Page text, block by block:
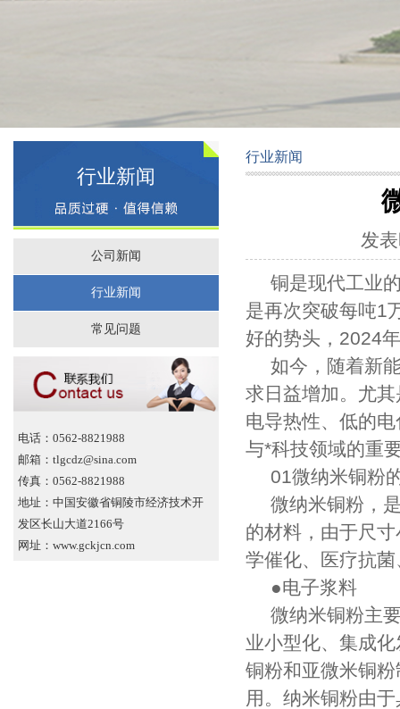
行业新闻
公司新闻
行业新闻
常见问题
电话：0562-8821988
邮箱：tlgcdz@sina.com
传真：0562-8821988
地址：中国安徽省铜陵市经济技术开
发区长山大道2166号
网址：www.gckjcn.com
行业新闻
发
铜是现代工业
是再次突破每吨1
好的势头，2024
如今，随着新
求日益增加。尤
电导热性、低的
与*科技领域的重
01微纳米铜粉
微纳米铜粉，
的材料，由于尺
学催化、医疗抗
●电子浆料
微纳米铜粉主
业小型化、集成
铜粉和亚微米铜
用。纳米铜粉由